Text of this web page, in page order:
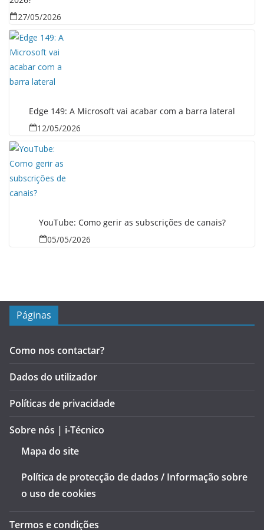
27/05/2026
Edge 149: A Microsoft vai acabar com a barra lateral
12/05/2026
YouTube: Como gerir as subscrições de canais?
05/05/2026
Páginas
Como nos contactar?
Dados do utilizador
Políticas de privacidade
Sobre nós | i-Técnico
Mapa do site
Política de protecção de dados / Informação sobre
o uso de cookies
Termos e condições